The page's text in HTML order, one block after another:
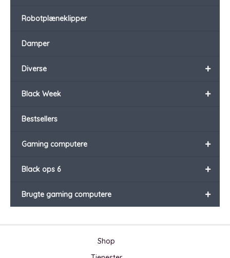
Robotplæneklipper
Damper
+
Diverse
+
Black Week
Bestsellers
+
Gaming computere
+
Black ops 6
+
Brugte gaming computere
Shop